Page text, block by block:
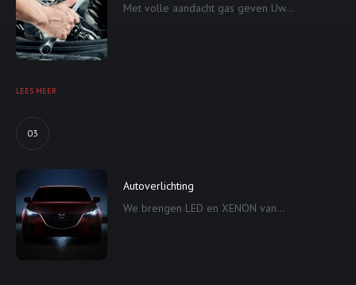
Met volle aandacht gas geven Uw...
LEES MEER
03
Autoverlichting
We brengen LED en XENON van...